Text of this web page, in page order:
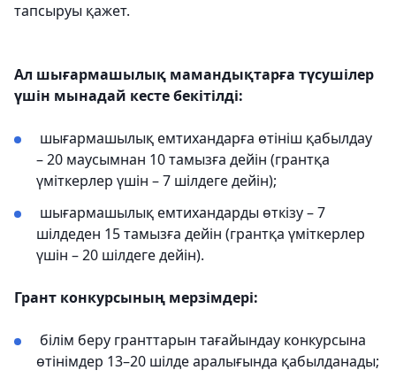
тапсыруы қажет.
Ал шығармашылық мамандықтарға түсушілер
үшін мынадай кесте бекітілді:
шығармашылық емтихандарға өтініш қабылдау
– 20 маусымнан 10 тамызға дейін (грантқа
үміткерлер үшін – 7 шілдеге дейін);
шығармашылық емтихандарды өткізу – 7
шілдеден 15 тамызға дейін (грантқа үміткерлер
үшін – 20 шілдеге дейін).
Грант конкурсының мерзімдері:
білім беру гранттарын тағайындау конкурсына
өтінімдер 13–20 шілде аралығында қабылданады;